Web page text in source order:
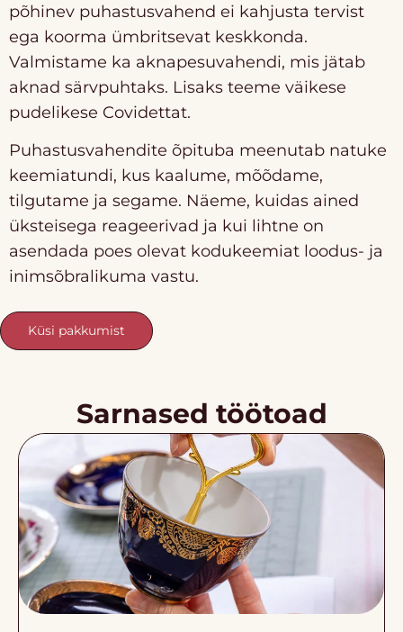
põhinev puhastusvahend ei kahjusta tervist
ega koorma ümbritsevat keskkonda.
Valmistame ka aknapesuvahendi, mis jätab
aknad särvpuhtaks. Lisaks teeme väikese
pudelikese Covidettat.
Puhastusvahendite õpituba meenutab natuke
keemiatundi, kus kaalume, mõõdame,
tilgutame ja segame. Näeme, kuidas ained
üksteisega reageerivad ja kui lihtne on
asendada poes olevat kodukeemiat loodus- ja
inimsõbralikuma vastu.
Küsi pakkumist
Sarnased töötoad